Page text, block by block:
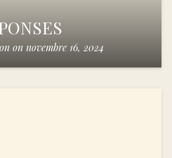
on novembre 16, 2024